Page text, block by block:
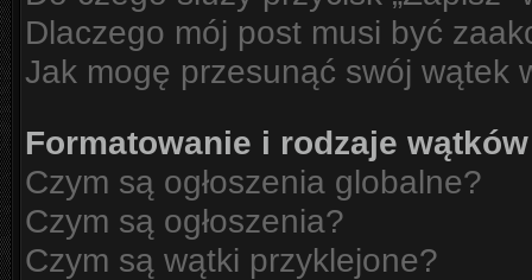
Dlaczego mój post musi być
Jak mogę przesunąć swój wątek
Formatowanie i rodzaje wątków
Czym są ogłoszenia globalne?
Czym są ogłoszenia?
Czym są wątki przyklejone?